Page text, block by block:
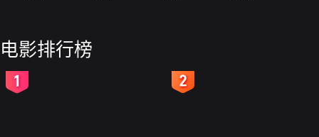
电影排行榜